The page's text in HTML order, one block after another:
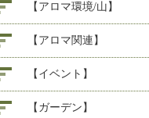
【アロマ環境/山】
【アロマ関連】
【イベント】
【ガーデン】